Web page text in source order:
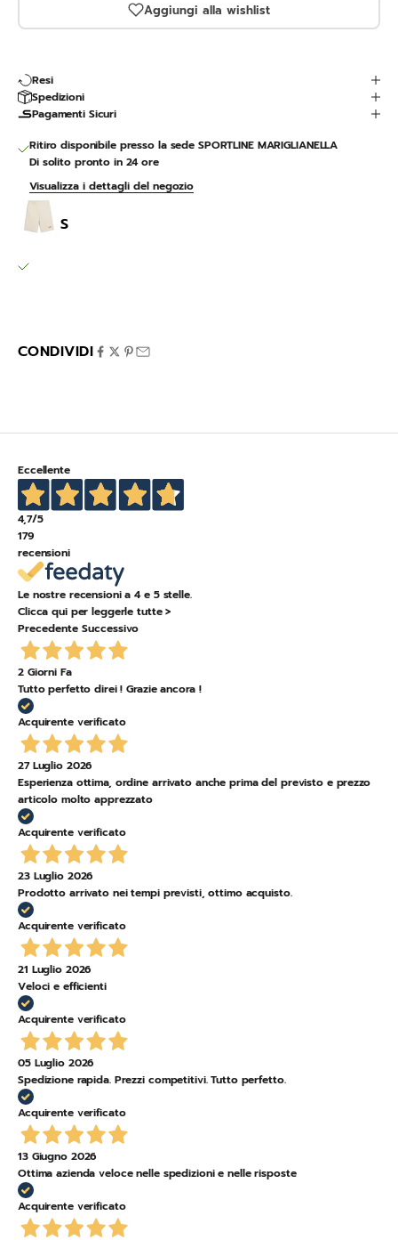
Aggiungi alla wishlist
Resi
Spedizioni
Pagamenti Sicuri
Ritiro disponibile presso la sede SPORTLINE MARIGLIANELLA
Di solito pronto in 24 ore
Visualizza i dettagli del negozio
S
CONDIVIDI
Eccellente
4,7/5
179
recensioni
Le nostre recensioni a 4 e 5 stelle.
Clicca qui per leggerle tutte >
Precedente Successivo
2 Giorni Fa
Tutto perfetto direi ! Grazie ancora !
Acquirente verificato
27 Luglio 2026
Esperienza ottima, ordine arrivato anche prima del previsto e prezzo
articolo molto apprezzato
Acquirente verificato
23 Luglio 2026
Prodotto arrivato nei tempi previsti, ottimo acquisto.
Acquirente verificato
21 Luglio 2026
Veloci e efficienti
Acquirente verificato
05 Luglio 2026
Spedizione rapida. Prezzi competitivi. Tutto perfetto.
Acquirente verificato
13 Giugno 2026
Ottima azienda veloce nelle spedizioni e nelle risposte
Acquirente verificato